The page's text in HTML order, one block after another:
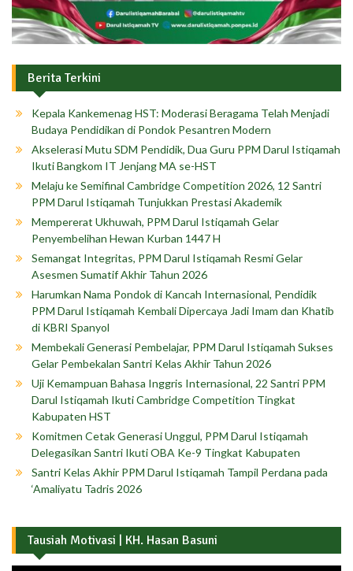
Berita Terkini
Kepala Kankemenag HST: Moderasi Beragama Telah Menjadi
Budaya Pendidikan di Pondok Pesantren Modern
Akselerasi Mutu SDM Pendidik, Dua Guru PPM Darul Istiqamah
Ikuti Bangkom IT Jenjang MA se-HST
Melaju ke Semifinal Cambridge Competition 2026, 12 Santri
PPM Darul Istiqamah Tunjukkan Prestasi Akademik
Mempererat Ukhuwah, PPM Darul Istiqamah Gelar
Penyembelihan Hewan Kurban 1447 H
Semangat Integritas, PPM Darul Istiqamah Resmi Gelar
Asesmen Sumatif Akhir Tahun 2026
Harumkan Nama Pondok di Kancah Internasional, Pendidik
PPM Darul Istiqamah Kembali Dipercaya Jadi Imam dan Khatib
di KBRI Spanyol
Membekali Generasi Pembelajar, PPM Darul Istiqamah Sukses
Gelar Pembekalan Santri Kelas Akhir Tahun 2026
Uji Kemampuan Bahasa Inggris Internasional, 22 Santri PPM
Darul Istiqamah Ikuti Cambridge Competition Tingkat
Kabupaten HST
Komitmen Cetak Generasi Unggul, PPM Darul Istiqamah
Delegasikan Santri Ikuti OBA Ke-9 Tingkat Kabupaten
Santri Kelas Akhir PPM Darul Istiqamah Tampil Perdana pada
‘Amaliyatu Tadris 2026
Tausiah Motivasi | KH. Hasan Basuni